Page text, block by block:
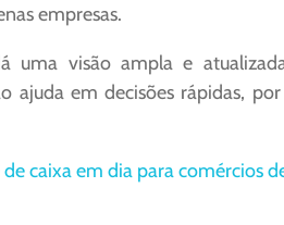
empresas.
uma visão ampla e
ajuda em decisões rápidas,
caixa em dia para comércios